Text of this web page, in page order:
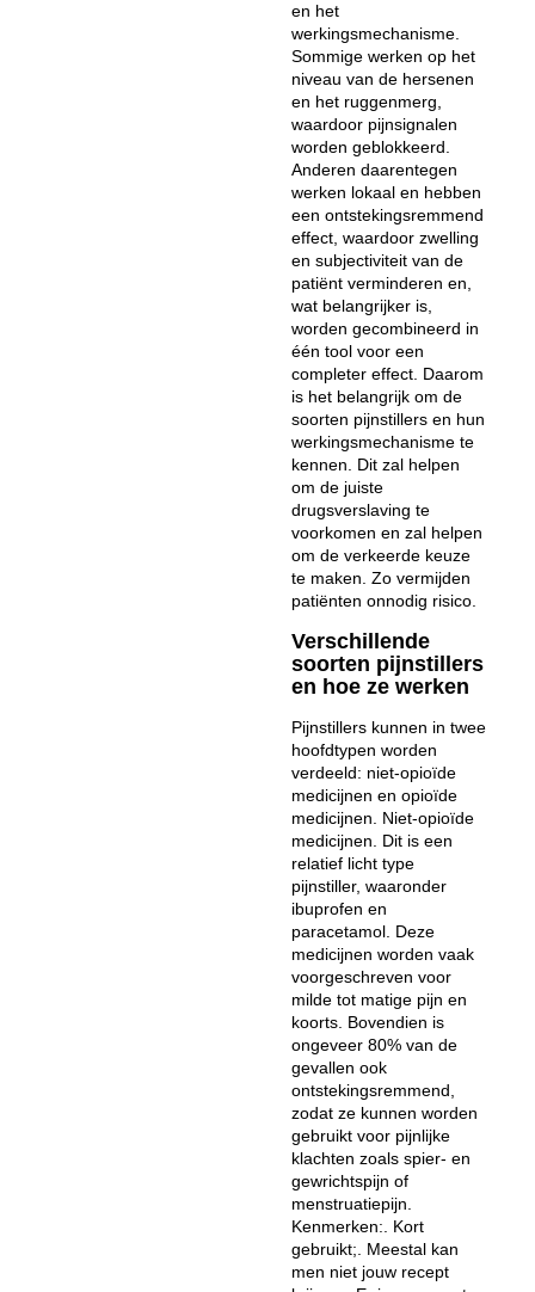
en het
werkingsmechanisme.
Sommige werken op het
niveau van de hersenen
en het ruggenmerg,
waardoor pijnsignalen
worden geblokkeerd.
Anderen daarentegen
werken lokaal en hebben
een ontstekingsremmend
effect, waardoor zwelling
en subjectiviteit van de
patiënt verminderen en,
wat belangrijker is,
worden gecombineerd in
één tool voor een
completer effect. Daarom
is het belangrijk om de
soorten pijnstillers en hun
werkingsmechanisme te
kennen. Dit zal helpen
om de juiste
drugsverslaving te
voorkomen en zal helpen
om de verkeerde keuze
te maken. Zo vermijden
patiënten onnodig risico.
Verschillende
soorten pijnstillers
en hoe ze werken
Pijnstillers kunnen in twee
hoofdtypen worden
verdeeld: niet-opioïde
medicijnen en opioïde
medicijnen. Niet-opioïde
medicijnen. Dit is een
relatief licht type
pijnstiller, waaronder
ibuprofen en
paracetamol. Deze
medicijnen worden vaak
voorgeschreven voor
milde tot matige pijn en
koorts. Bovendien is
ongeveer 80% van de
gevallen ook
ontstekingsremmend,
zodat ze kunnen worden
gebruikt voor pijnlijke
klachten zoals spier- en
gewrichtspijn of
menstruatiepijn.
Kenmerken:. Kort
gebruikt;. Meestal kan
men niet jouw recept